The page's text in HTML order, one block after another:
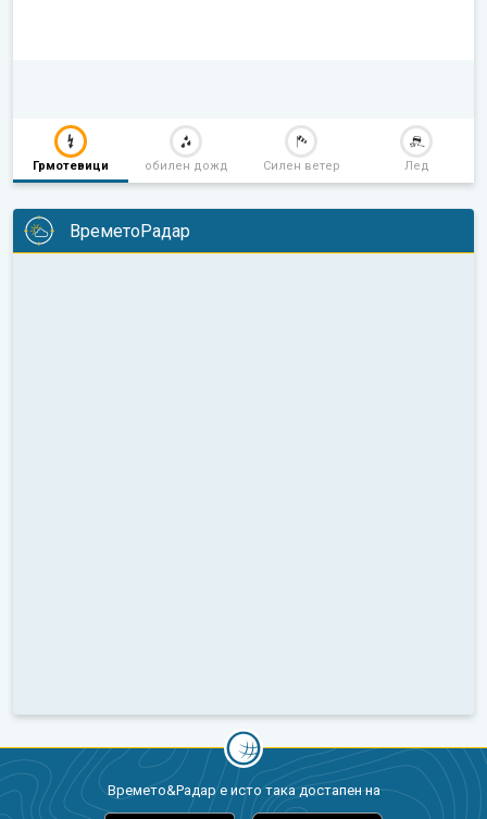
Грмотевици обилен дожд Силен ветер Лед
ВреметоРадар
Времето&Радар е исто така достапен на